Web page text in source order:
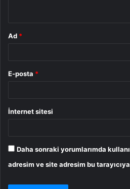
Ad *
E-posta *
İnternet sitesi
Daha sonraki yorumlarımda
adresim ve site adresim bu